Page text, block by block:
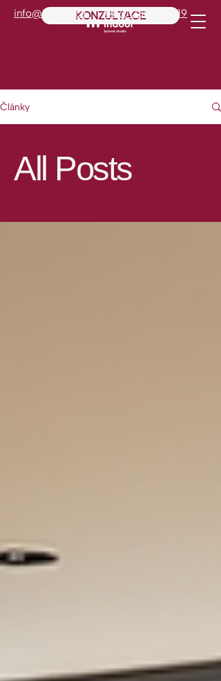
KONZULTACE
info@indoor.cz +420 235 515 019
Články
All Posts